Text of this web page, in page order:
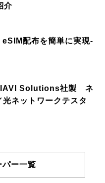
介
eSIM配布を簡単に実現-
Solutions社製 ネ
ネットワークテスタ
パー一覧